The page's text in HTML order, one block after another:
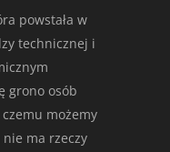
powstała w
technicznej i
grono osób
możemy
nie ma rzeczy